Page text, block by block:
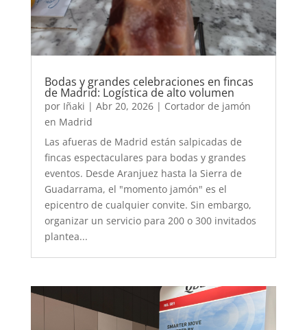
Bodas y grandes celebraciones en fincas
de Madrid: Logística de alto volumen
por Iñaki | Abr 20, 2026| Cortador de jamón
en Madrid
Las afueras de Madrid están salpicadas de
fincas espectaculares para bodas y grandes
eventos. Desde Aranjuez hasta la Sierra de
Guadarrama, el "momento jamón" es el
epicentro de cualquier convite. Sin embargo,
organizar un servicio para 200 o 300 invitados
plantea...